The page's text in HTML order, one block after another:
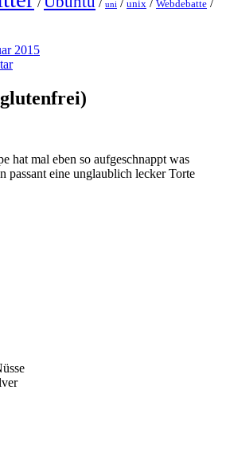
/ / uni / unix / Webdebatte /
2015
hat mal eben so aufgeschnappt was
passant eine unglaublich lecker Torte